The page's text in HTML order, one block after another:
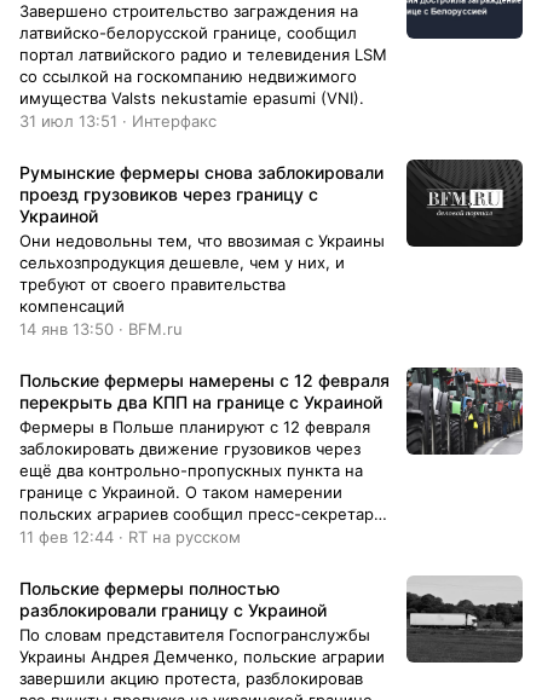
Завершено строительство заграждения на
латвийско-белорусской границе, сообщил
портал латвийского радио и телевидения LSM
со ссылкой на госкомпанию недвижимого
имущества Valsts nekustamie epasumi (VNI).
31 июл 13:51 · Интерфакс
Румынские фермеры снова заблокировали
проезд грузовиков через границу с
Украиной
Они недовольны тем, что ввозимая с Украины
сельхозпродукция дешевле, чем у них, и
требуют от своего правительства
компенсаций
14 янв 13:50 · BFM.ru
Польские фермеры намерены с 12 февраля
перекрыть два КПП на границе с Украиной
Фермеры в Польше планируют с 12 февраля
заблокировать движение грузовиков через
ещё два контрольно-пропускных пункта на
границе с Украиной. О таком намерении
польских аграриев сообщил пресс-секретарь
Госпогранслужбы Украины Андрей Демченко.
11 фев 12:44 · RT на русском
Польские фермеры полностью
разблокировали границу с Украиной
По словам представителя Госпогранслужбы
Украины Андрея Демченко, польские аграрии
завершили акцию протеста, разблокировав